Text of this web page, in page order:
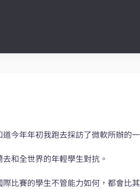
今年年初我跑去採訪了微軟所辦的
和全世界的年輕學生對抗。
比賽的學生不管能力如何，都會比